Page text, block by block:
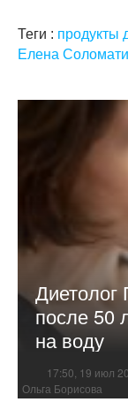
Теги : продукты
Елена
Диетолог
после 50
на воду
17:50, 19 июл
Ольга Борисова